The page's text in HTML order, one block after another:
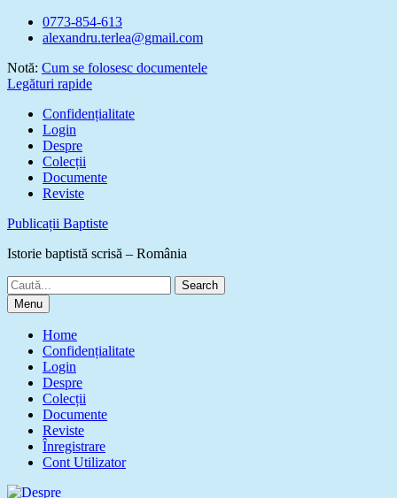
Skip
0773-854-613
alexandru.terlea@gmail.com
Notă: Cum se folosesc documentele
Legături rapide
Confidențialitate
Login
Despre
Colecții
Documente
Reviste
Publicații Baptiste
Istorie baptistă scrisă – România
Search
for:Menu
Home
Confidențialitate
Login
Despre
Colecții
Documente
Reviste
Înregistrare
Cont Utilizator